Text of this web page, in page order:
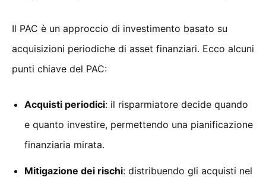
Il PAC è un approccio di investimento basato su
acquisizioni periodiche di asset finanziari. Ecco alcuni
punti chiave del PAC:
Acquisti periodici: il risparmiatore decide quando
e quanto investire, permettendo una pianificazione
finanziaria mirata.
Mitigazione dei rischi: distribuendo gli acquisti nel